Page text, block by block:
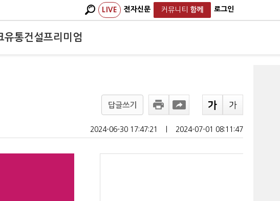
LIVE 전자신문 커뮤니티 함께 로그인
유통건설프리미엄
답글쓰기
2024-06-30 17:47:21 2024-07-01 08:11:47